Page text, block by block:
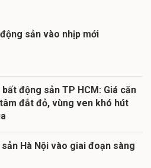
sản vào nhịp mới
động sản TP HCM: Giá căn
đắt đỏ, vùng ven khó hút
Hà Nội vào giai đoạn sàng